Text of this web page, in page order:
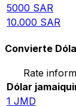
5000 SAR
10.000 SAR
Convierte
Rate
Dólar
1 JMD